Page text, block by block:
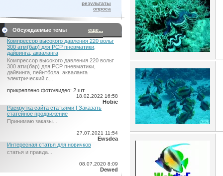
результаты
опроса
Обсуждаемые темы
еще...
Компрессор высокого давления 220 вольт
300 атм(бар) для PCP пневматики,
дайвинга, акваланга
Компрессор высокого давления 220 вольт
300 атм(бар) для PCP пневматики,
дайвинга, пейнтбола, акваланга
электрический c...
прикреплено фото/видео: 2 шт.
18.02.2022 16:58
Hobie
Раскрутка сайта статьями | Заказать
статейное продвижение
Принимаю заказы...
27.07.2021 11:54
Ewsdea
Интересная статья для новичков
статья и правда...
08.07.2020 8:09
Dewed